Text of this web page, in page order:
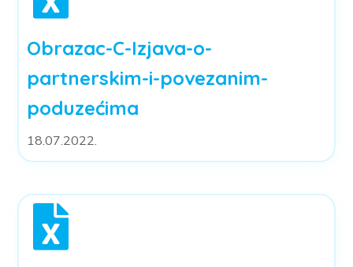
Obrazac-C-Izjava-o-
partnerskim-i-povezanim-
poduzećima
18.07.2022.